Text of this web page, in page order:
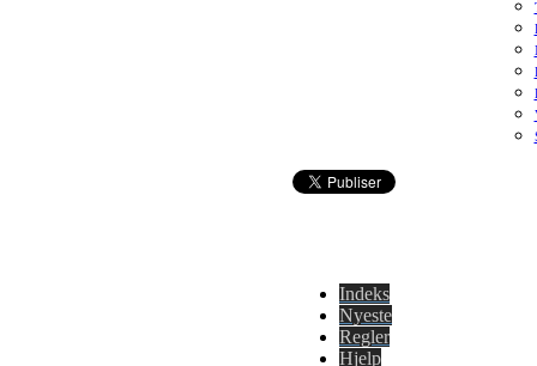
Indeks
Nyeste
Regler
Hjelp